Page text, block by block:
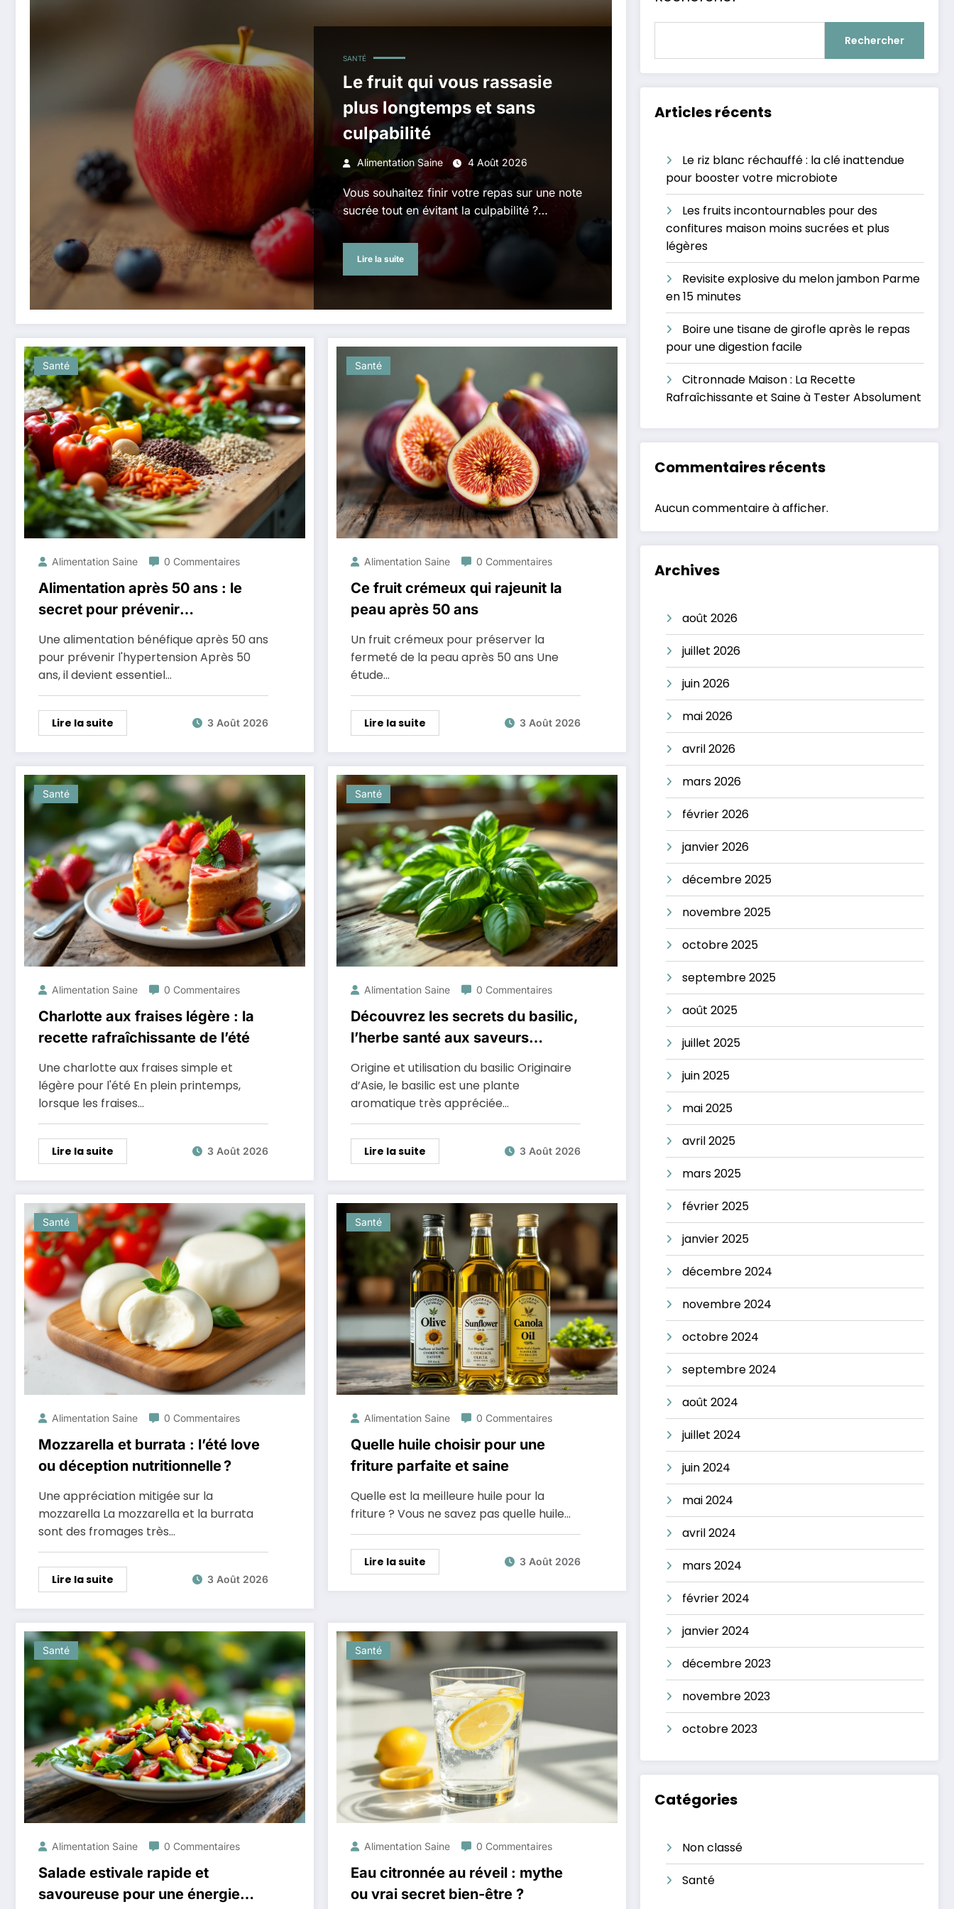
SANTÉ
Le fruit qui vous rassasie
plus longtemps et sans
culpabilité
Alimentation Saine 4 Août 2026
Vous souhaitez finir votre repas sur une note
sucrée tout en évitant la culpabilité ?…
Lire la suite
Santé
Alimentation Saine 0 Commentaires
Alimentation après 50 ans : le
secret pour prévenir
Une alimentation bénéfique après 50 ans
pour prévenir l'hypertension Après 50
ans, il devient essentiel…
Lire la suite 3 Août 2026
Santé
Alimentation Saine 0 Commentaires
Ce fruit crémeux qui rajeunit la
peau après 50 ans
Un fruit crémeux pour préserver la
fermeté de la peau après 50 ans Une
étude…
Lire la suite 3 Août 2026
Santé
Alimentation Saine 0 Commentaires
Charlotte aux fraises légère : la
recette rafraîchissante de l’été
Une charlotte aux fraises simple et
légère pour l'été En plein printemps,
lorsque les fraises…
Lire la suite 3 Août 2026
Santé
Alimentation Saine 0 Commentaires
Découvrez les secrets du basilic,
l’herbe santé aux saveurs
Origine et utilisation du basilic Originaire
d’Asie, le basilic est une plante
aromatique très appréciée…
Lire la suite 3 Août 2026
Santé
Alimentation Saine 0 Commentaires
Mozzarella et burrata : l’été love
ou déception nutritionnelle ?
Une appréciation mitigée sur la
mozzarella La mozzarella et la burrata
sont des fromages très…
Lire la suite 3 Août 2026
Santé
Alimentation Saine 0 Commentaires
Quelle huile choisir pour une
friture parfaite et saine
Quelle est la meilleure huile pour la
friture ? Vous ne savez pas quelle huile…
Lire la suite 3 Août 2026
Santé
Alimentation Saine 0 Commentaires
Salade estivale rapide et
savoureuse pour une énergie
Santé
Alimentation Saine 0 Commentaires
Eau citronnée au réveil : mythe
ou vrai secret bien-être ?
Rechercher
Articles récents
Le riz blanc réchauffé : la clé inattendue
pour booster votre microbiote
Les fruits incontournables pour des
confitures maison moins sucrées et plus
légères
Revisite explosive du melon jambon Parme
en 15 minutes
Boire une tisane de girofle après le repas
pour une digestion facile
Citronnade Maison : La Recette
Rafraîchissante et Saine à Tester Absolument
Commentaires récents
Aucun commentaire à afficher.
Archives
août 2026
juillet 2026
juin 2026
mai 2026
avril 2026
mars 2026
février 2026
janvier 2026
décembre 2025
novembre 2025
octobre 2025
septembre 2025
août 2025
juillet 2025
juin 2025
mai 2025
avril 2025
mars 2025
février 2025
janvier 2025
décembre 2024
novembre 2024
octobre 2024
septembre 2024
août 2024
juillet 2024
juin 2024
mai 2024
avril 2024
mars 2024
février 2024
janvier 2024
décembre 2023
novembre 2023
octobre 2023
Catégories
Non classé
Santé